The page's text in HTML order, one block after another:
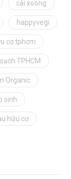
cải xoong
happyvegi
cơ tphcm
TPHCM
Organic
sinh
hữu cơ